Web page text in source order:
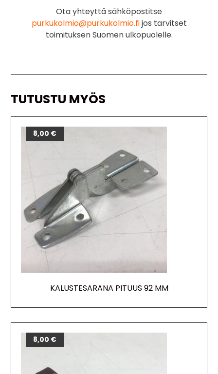
Ota yhteyttä sähköpostitse
purkukolmio@purkukolmio.fijos tarvitset
toimituksen Suomen ulkopuolelle.
TUTUSTU MYÖS
KALUSTESARANA PITUUS 92 MM
8,00 €
8,00 €